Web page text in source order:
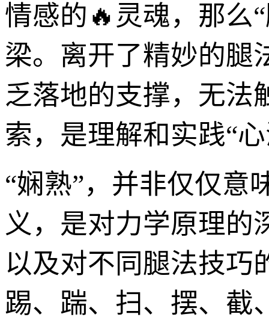
情感的🔥灵魂，那么
梁。离开了精妙的腿
乏落地的支撑，无法
索，是理解和实践“
“娴熟”，并非仅仅意
义，是对力学原理的
以及对不同腿法技巧
踢、踹、扫、摆、截